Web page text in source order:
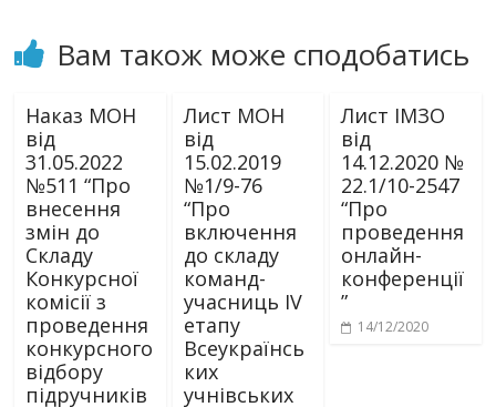
Вам також може сподобатись
Наказ МОН
від
31.05.2022
№511 “Про
внесення
змін до
Складу
Конкурсної
комісії з
проведення
конкурсного
відбору
підручників
Лист МОН
від
15.02.2019
№1/9-76
“Про
включення
до складу
команд-
учасниць IV
етапу
Всеукраїнсь
ких
учнівських
Лист ІМЗО
від
14.12.2020 №
22.1/10-2547
“Про
проведення
онлайн-
конференції
”
14/12/2020